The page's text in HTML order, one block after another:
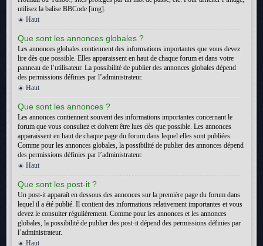
utilisez la balise BBCode [img].
Haut
Que sont les annonces globales ?
Les annonces globales contiennent des informations importantes que vous devez
lire dès que possible. Elles apparaissent en haut de chaque forum et dans votre
panneau de l’utilisateur. La possibilité de publier des annonces globales dépend
des permissions définies par l’administrateur.
Haut
Que sont les annonces ?
Les annonces contiennent souvent des informations importantes concernant le
forum que vous consultez et doivent être lues dès que possible. Les annonces
apparaissent en haut de chaque page du forum dans lequel elles sont publiées.
Comme pour les annonces globales, la possibilité de publier des annonces dépend
des permissions définies par l’administrateur.
Haut
Que sont les post-it ?
Un post-it apparaît en dessous des annonces sur la première page du forum dans
lequel il a été publié. Il contient des informations relativement importantes et vous
devez le consulter régulièrement. Comme pour les annonces et les annonces
globales, la possibilité de publier des post-it dépend des permissions définies par
l’administrateur.
Haut